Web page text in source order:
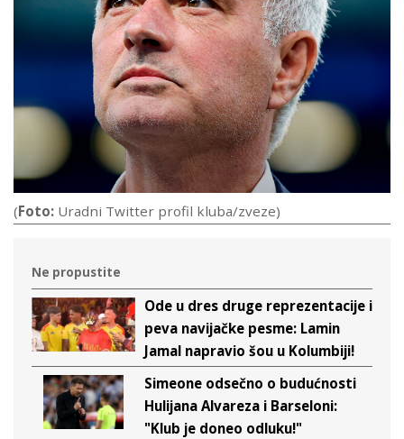
(Foto: Uradni Twitter profil kluba/zveze)
Ne propustite
Ode u dres druge reprezentacije i
peva navijačke pesme: Lamin
Jamal napravio šou u Kolumbiji!
Simeone odsečno o budućnosti
Hulijana Alvareza i Barseloni:
"Klub je doneo odluku!"